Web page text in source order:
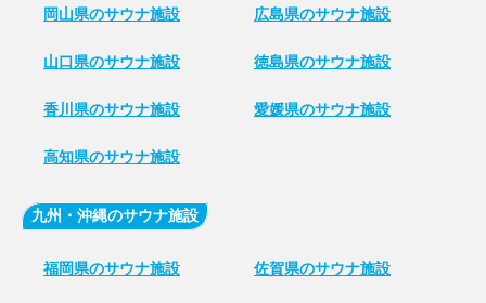
岡山県のサウナ施設 広島県のサウナ施設
山口県のサウナ施設 徳島県のサウナ施設
香川県のサウナ施設 愛媛県のサウナ施設
高知県のサウナ施設
九州・沖縄のサウナ施設
福岡県のサウナ施設 佐賀県のサウナ施設